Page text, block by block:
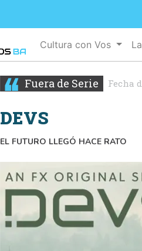
Cultura con Vos
Fuera de Serie Fecha
DEVS
EL FUTURO LLEGÓ HACE RATO